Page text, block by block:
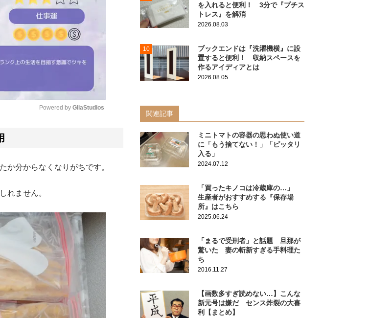
Powered by GliaStudios
か分からなくなりがちです。
れません。
を入れると便利！ 3分で『プチス
トレス』を解消
2026.08.03
10
ブックエンドは『洗濯機横』に設
置すると便利！ 収納スペースを
作るアイディアとは
2026.08.05
関連記事
ミニトマトの容器の思わぬ使い道
に「もう捨てない！」「ピッタリ
入る」
2024.07.12
「買ったキノコは冷蔵庫の…」
生産者がおすすめする『保存場
所』はこちら
2025.06.24
「まるで受刑者」と話題 旦那が
驚いた 妻の斬新すぎる手料理た
ち
2016.11.27
【画数多すぎ読めない…】こんな
新元号は嫌だ センス炸裂の大喜
利【まとめ】